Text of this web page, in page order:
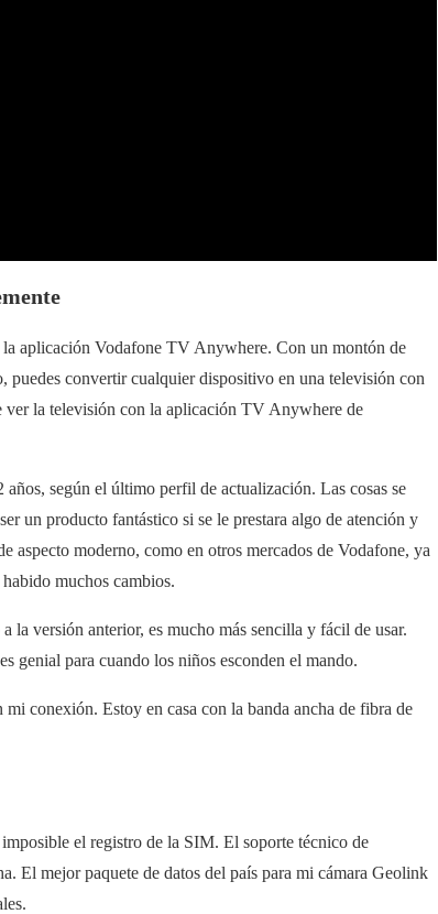
aplicación Vodafone TV Anywhere. Con un montón de
puedes convertir cualquier dispositivo en una televisión con
la televisión con la aplicación TV Anywhere de
según el último perfil de actualización. Las cosas se
un producto fantástico si se le prestara algo de atención y
aspecto moderno, como en otros mercados de Vodafone, ya
muchos cambios.
la versión anterior, es mucho más sencilla y fácil de usar.
genial para cuando los niños esconden el mando.
conexión. Estoy en casa con la banda ancha de fibra de
el registro de la SIM. El soporte técnico de
El mejor paquete de datos del país para mi cámara Geolink